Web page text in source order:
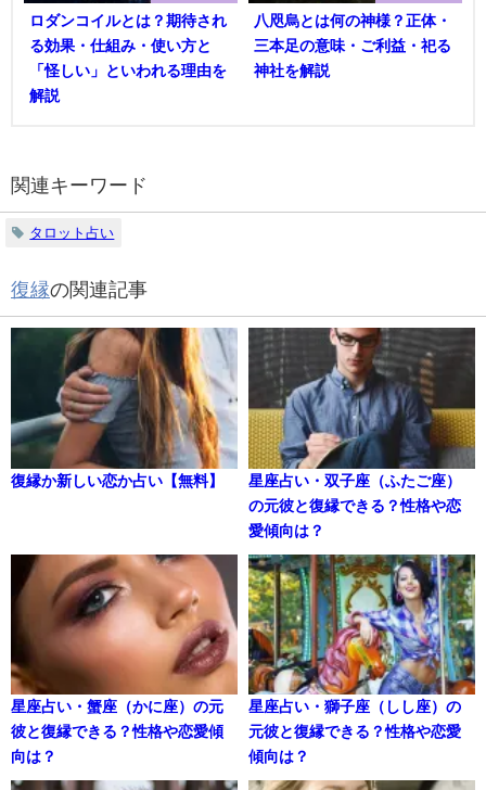
ロダンコイルとは？期待され
る効果・仕組み・使い方と
「怪しい」といわれる理由を
解説
八咫烏とは何の神様？正体・
三本足の意味・ご利益・祀る
神社を解説
関連キーワード
タロット占い
復縁の関連記事
復縁か新しい恋か占い【無料】
星座占い・双子座（ふたご座）
の元彼と復縁できる？性格や恋
愛傾向は？
星座占い・蟹座（かに座）の元
彼と復縁できる？性格や恋愛傾
向は？
星座占い・獅子座（しし座）の
元彼と復縁できる？性格や恋愛
傾向は？